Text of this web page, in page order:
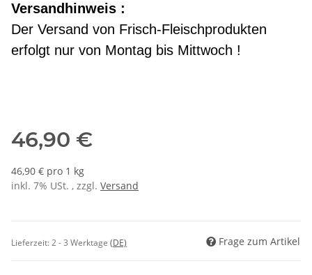
Versandhinweis :
Der Versand von Frisch-Fleischprodukten
erfolgt nur von Montag bis Mittwoch !
46,90 €
46,90 € pro 1 kg
inkl. 7% USt. , zzgl. Versand
Lieferzeit:2 - 3 Werktage (DE) Frage zum Artikel